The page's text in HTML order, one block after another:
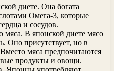
диете. Она богата
Омега-3, которые
и сосудов.
мяса. В японской диете мясо
Оно присутствует, но в
мяса предпочитаются
продукты и овощи.
Японцы употребляют